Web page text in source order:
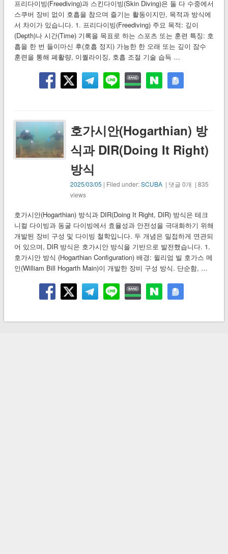
프리다이빙(Freediving)과 스킨다이빙(Skin Diving)은 둘 다 수중에서
스쿠버 장비 없이 호흡을 참으며 즐기는 활동이지만, 목적과 방식에
서 차이가 있습니다. 1. 프리다이빙(Freediving) 주요 목적: 깊이
(Depth)나 시간(Time) 기록을 목표로 하는 스포츠 또는 훈련 특징: 호
흡을 한 번 들이마신 후(호흡 정지) 가능한 한 오래 또는 깊이 잠수
훈련을 통해 폐활량, 이퀄라이징, 호흡 조절 기술 습득 …
호가시안(Hogarthian) 방
식과 DIR(Doing It Right)
방식
2025/03/05 | Filed under:SCUBA | 댓글 0개 | 835
views
호가시안(Hogarthian) 방식과 DIR(Doing It Right, DIR) 방식은 테크
니컬 다이빙과 동굴 다이빙에서 효율성과 안전성을 극대화하기 위해
개발된 장비 구성 및 다이빙 철학입니다. 두 개념은 밀접하게 연관되
어 있으며, DIR 방식은 호가시안 방식을 기반으로 발전했습니다. 1.
호가시안 방식 (Hogarthian Configuration) 배경: 윌리엄 빌 호가스 메
인(William Bill Hogarth Main)이 개발한 장비 구성 방식. 단순함, …